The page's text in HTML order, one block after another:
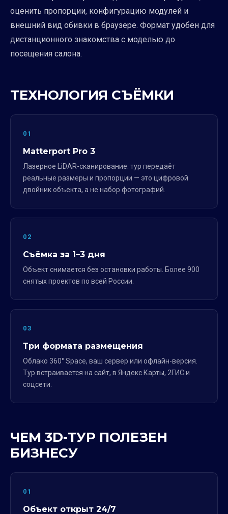
оценить пропорции, конфигурацию модулей и
внешний вид обивки в браузере. Формат удобен для
дистанционного знакомства с моделью до
посещения салона.
ТЕХНОЛОГИЯ СЪЁМКИ
01
Matterport Pro 3
Лазерное LiDAR-сканирование: тур передаёт
реальные размеры и пропорции — это цифровой
двойник объекта, а не набор фотографий.
02
Съёмка за 1–3 дня
Объект снимается без остановки работы. Более 900
снятых проектов по всей России.
03
Три формата размещения
Облако 360° Space, ваш сервер или офлайн-версия.
Тур встраивается на сайт, в Яндекс.Карты, 2ГИС и
соцсети.
ЧЕМ 3D-ТУР ПОЛЕЗЕН
БИЗНЕСУ
01
Объект открыт 24/7